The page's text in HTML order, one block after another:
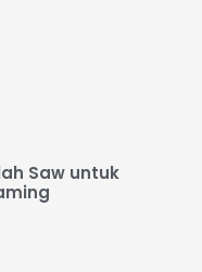
Saw untuk